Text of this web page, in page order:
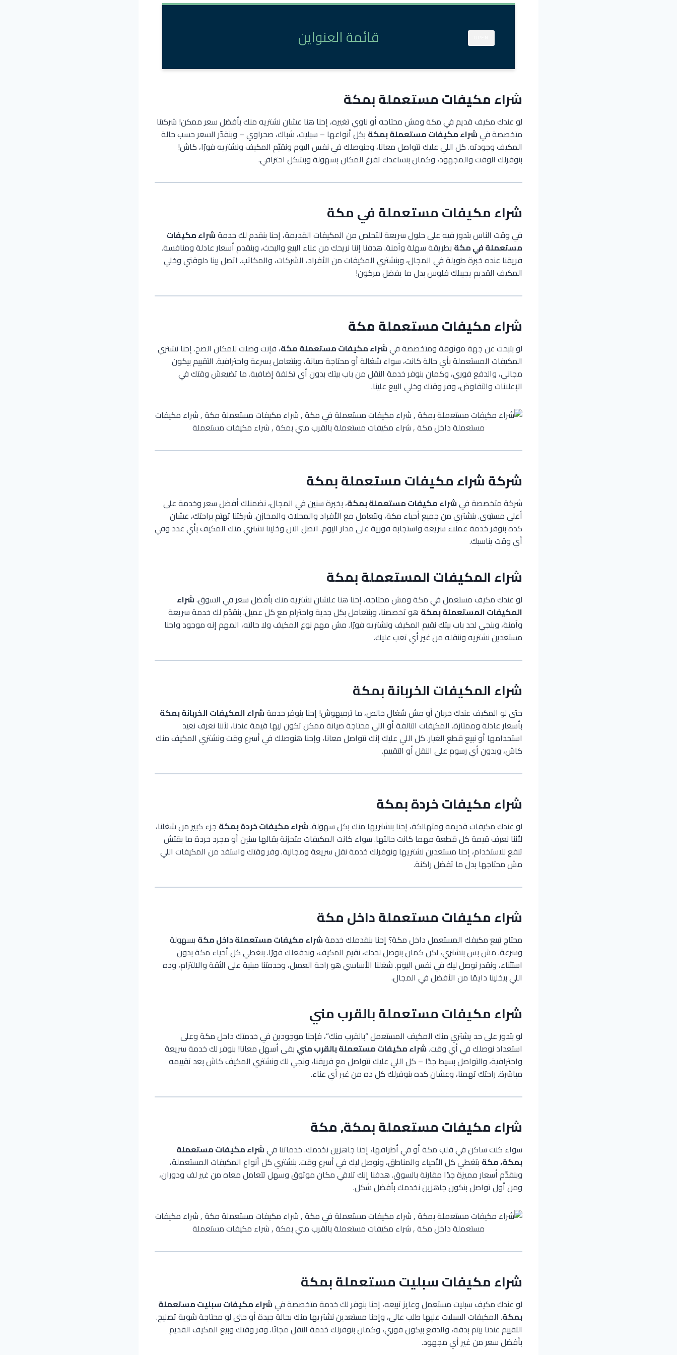
قائمة العنواين
شراء مكيفات مستعملة بمكة
لو عندك مكيف قديم في مكة ومش محتاجه أو ناوي تغيره، إحنا هنا عشان نشتريه منك بأفضل سعر ممكن! شركتنا
متخصصة فيشراء مكيفات مستعملة بمكة بكل أنواعها – سبليت، شباك، صحراوي – وبنقدّر السعر حسب حالة
المكيف وجودته. كل اللي عليك تتواصل معانا، وحنوصلك في نفس اليوم ونقيّم المكيف ونشتريه فورًا، كاش!
بنوفرلك الوقت والمجهود، وكمان بنساعدك تفرغ المكان بسهولة وبشكل احترافي.
شراء مكيفات مستعملة في مكة
في وقت الناس بتدور فيه على حلول سريعة للتخلص من المكيفات القديمة، إحنا بنقدم لك خدمةشراء مكيفات
مستعملة في مكة بطريقة سهلة وآمنة. هدفنا إننا نريحك من عناء البيع والبحث، وبنقدم أسعار عادلة ومنافسة.
فريقنا عنده خبرة طويلة في المجال، وبنشتري المكيفات من الأفراد، الشركات، والمكاتب. اتصل بينا دلوقتي وخلي
المكيف القديم يجيبلك فلوس بدل ما يفضل مركون!
شراء مكيفات مستعملة مكة
لو بتبحث عن جهة موثوقة ومتخصصة فيشراء مكيفات مستعملة مكة، فإنت وصلت للمكان الصح. إحنا نشتري
المكيفات المستعملة بأي حالة كانت، سواء شغالة أو محتاجة صيانة، وبنتعامل بسرعة واحترافية. التقييم بيكون
مجاني، والدفع فوري، وكمان بنوفر خدمة النقل من باب بيتك بدون أي تكلفة إضافية. ما تضيعش وقتك في
الإعلانات والتفاوض، وفر وقتك وخلي البيع علينا.
شركة شراء مكيفات مستعملة بمكة
شركة متخصصة فيشراء مكيفات مستعملة بمكة، بخبرة سنين في المجال، نضمنلك أفضل سعر وخدمة على
أعلى مستوى. بنشتري من جميع أحياء مكة، ونتعامل مع الأفراد والمحلات والمخازن. شركتنا تهتم براحتك، عشان
كده بنوفر خدمة عملاء سريعة واستجابة فورية على مدار اليوم. اتصل الآن وخلينا نشتري منك المكيف بأي عدد وفي
أي وقت يناسبك.
شراء المكيفات المستعملة بمكة
لو عندك مكيف مستعمل في مكة ومش محتاجه، إحنا هنا علشان نشتريه منك بأفضل سعر في السوق.شراء
المكيفات المستعملة بمكة هو تخصصنا، وبنتعامل بكل جدية واحترام مع كل عميل. بنقدّم لك خدمة سريعة
وآمنة، وبنجي لحد باب بيتك نقيم المكيف ونشتريه فورًا. مش مهم نوع المكيف ولا حالته، المهم إنه موجود واحنا
مستعدين نشتريه وننقله من غير أي تعب عليك.
شراء المكيفات الخربانة بمكة
حتى لو المكيف عندك خربان أو مش شغال خالص، ما ترميهوش! إحنا بنوفر خدمةشراء المكيفات الخربانة بمكة
بأسعار عادلة وممتازة. المكيفات التالفة أو اللي محتاجة صيانة ممكن تكون ليها قيمة عندنا، لأننا نعرف نعيد
استخدامها أو نبيع قطع الغيار. كل اللي عليك إنك تتواصل معانا، وإحنا هنوصلك في أسرع وقت ونشتري المكيف منك
كاش، وبدون أي رسوم على النقل أو التقييم.
شراء مكيفات خردة بمكة
لو عندك مكيفات قديمة ومتهالكة، إحنا بنشتريها منك بكل سهولة.شراء مكيفات خردة بمكة جزء كبير من شغلنا،
لأننا نعرف قيمة كل قطعة مهما كانت حالتها. سواء كانت المكيفات متخزنة بقالها سنين أو مجرد خردة ما بقتش
تنفع للاستخدام، إحنا مستعدين نشتريها ونوفرلك خدمة نقل سريعة ومجانية. وفر وقتك واستفد من المكيفات اللي
مش محتاجها بدل ما تفضل راكنة.
شراء مكيفات مستعملة داخل مكة
محتاج تبيع مكيفك المستعمل داخل مكة؟ إحنا بنقدملك خدمةشراء مكيفات مستعملة داخل مكة بسهولة
وسرعة. مش بس بنشتري، لكن كمان بنوصل لحدك، نقيم المكيف، وندفعلك فورًا. بنغطي كل أحياء مكة بدون
استثناء، ونقدر نوصل ليك في نفس اليوم. شغلنا الأساسي هو راحة العميل، وخدمتنا مبنية على الثقة والالتزام، وده
اللي بيخلينا دايمًا من الأفضل في المجال.
شراء مكيفات مستعملة بالقرب مني
لو بتدور على حد يشتري منك المكيف المستعمل “بالقرب منك”، فإحنا موجودين في خدمتك داخل مكة وعلى
استعداد نوصلك في أي وقت.شراء مكيفات مستعملة بالقرب مني بقى أسهل معانا! بنوفر لك خدمة سريعة
واحترافية، والتواصل بسيط جدًا – كل اللي عليك تتواصل مع فريقنا، ونجي لك ونشتري المكيف كاش بعد تقييمه
مباشرة. راحتك تهمنا، وعشان كده بنوفرلك كل ده من غير أي عناء.
شراء مكيفات مستعملة بمكة, مكة
سواء كنت ساكن في قلب مكة أو في أطرافها، إحنا جاهزين نخدمك. خدماتنا فيشراء مكيفات مستعملة
بمكة، مكة بتغطي كل الأحياء والمناطق، ونوصل ليك في أسرع وقت. بنشتري كل أنواع المكيفات المستعملة،
وبنقدّم أسعار مميزة جدًا مقارنة بالسوق. هدفنا إنك تلاقي مكان موثوق وسهل تتعامل معاه من غير لف ودوران،
ومن أول تواصل بنكون جاهزين نخدمك بأفضل شكل.
شراء مكيفات سبليت مستعملة بمكة
لو عندك مكيف سبليت مستعمل وعايز تبيعه، إحنا بنوفر لك خدمة متخصصة فيشراء مكيفات سبليت مستعملة
بمكة. المكيفات السبليت عليها طلب عالي، وإحنا مستعدين نشتريها منك بحالة جيدة أو حتى لو محتاجة شوية تصليح.
التقييم عندنا بيتم بدقة، والدفع بيكون فوري، وكمان بنوفرلك خدمة النقل مجانًا. وفر وقتك وبيع المكيف القديم
بأفضل سعر من غير أي مجهود.